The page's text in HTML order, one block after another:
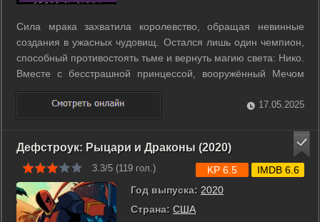
Сила мрака захватила королевство, обращая невинные
создания в ужасных чудовищ. Остался лишь один чемпион,
способный противостоять тьме и вернуть магию света: Нико.
Вместе с бесстрашной принцессой, вооружённый Мечом
света, Нико держит путь к Проклятому вулкану, чтобы лицом
к лицу сразиться с коварным колдуном Нар-Эстом и
освободить мир от гнёта ...
17.05.2025
Дефстроук: Рыцари и Драконы (2020)
3.3/5 (119 гол.)
Год выпуска: 2020
Страна: США
KP 6.5 IMDB 6.6